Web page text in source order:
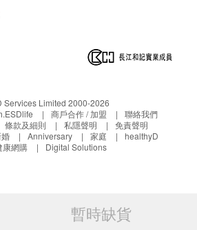
暫時缺貨
Services Limited 2000-2026
商戶合作 / 加盟
聯絡我們
條款及細則 私隱聲明
免責聲明
Anniversary 家庭
healthyD
康網購
Digital Solutions